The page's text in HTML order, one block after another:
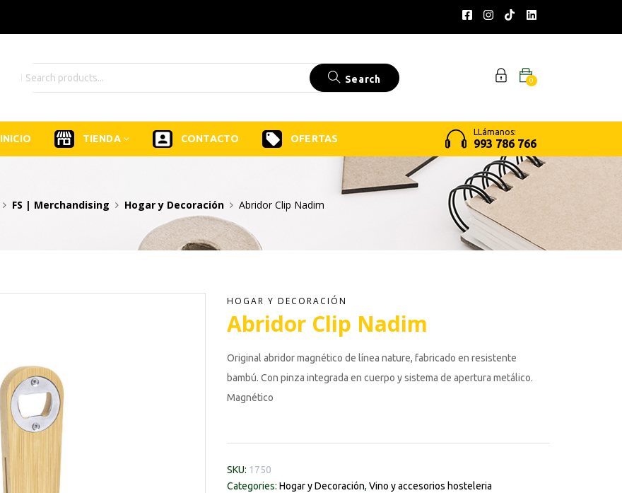
Search 0
INICIO TIENDA CONTACTO OFERTAS
LLámanos:
993 786 766
FS | Merchandising Hogar y Decoración Abridor Clip Nadim
HOGAR Y DECORACIÓN
Abridor Clip Nadim
Original abridor magnético de línea nature, fabricado en resistente
bambú. Con pinza integrada en cuerpo y sistema de apertura metálico.
Magnético
SKU: 1750
Categories: Hogar y Decoración, Vino y accesorios hosteleria